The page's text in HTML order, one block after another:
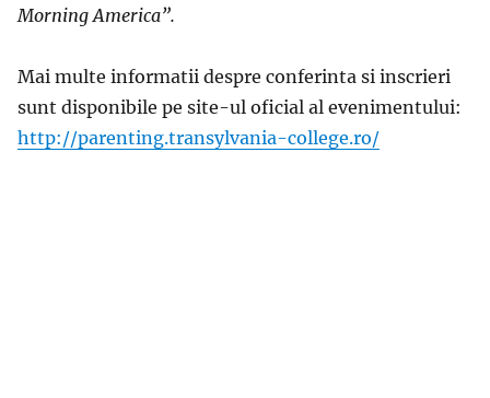
Morning America”.
Mai multe informatii despre conferinta si inscrieri
sunt disponibile pe site-ul oficial al evenimentului:
http://parenting.transylvania-college.ro/